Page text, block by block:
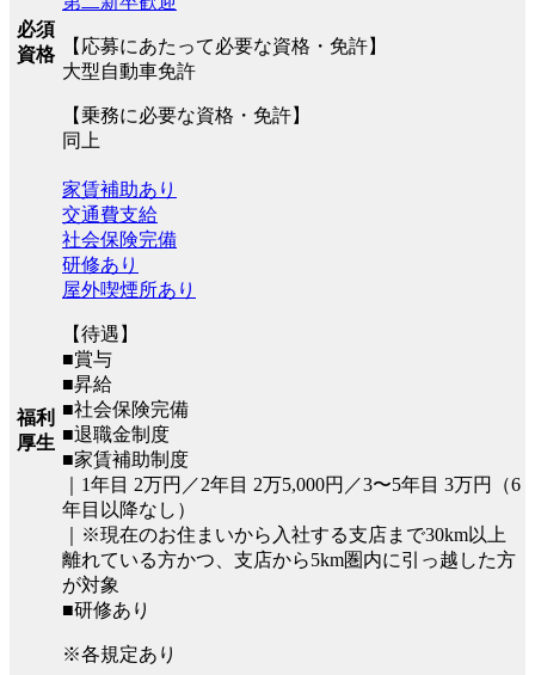
必須
資格
【応募にあたって必要な資格・免許】
大型自動車免許
【乗務に必要な資格・免許】
同上
福利
厚生
家賃補助あり
交通費支給
社会保険完備
研修あり
屋外喫煙所あり
【待遇】
■賞与
■昇給
■社会保険完備
■退職金制度
■家賃補助制度
｜1年目 2万円／2年目 2万5,000円／3〜5年目 3万円（6
年目以降なし）
｜※現在のお住まいから入社する支店まで30km以上
離れている方かつ、支店から5km圏内に引っ越した方
が対象
■研修あり
※各規定あり